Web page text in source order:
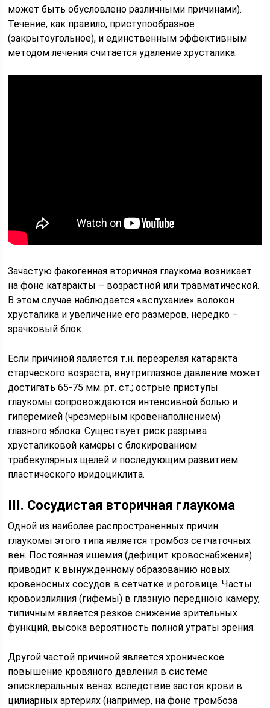
может быть обусловлено различными причинами).
Течение, как правило, приступообразное
(закрытоугольное), и единственным эффективным
методом лечения считается удаление хрусталика.
Зачастую факогенная вторичная глаукома возникает
на фоне катаракты – возрастной или травматической.
В этом случае наблюдается «вспухание» волокон
хрусталика и увеличение его размеров, нередко –
зрачковый блок.
Если причиной является т.н. перезрелая катаракта
старческого возраста, внутриглазное давление может
достигать 65-75 мм. рт. ст.; острые приступы
глаукомы сопровождаются интенсивной болью и
гиперемией (чрезмерным кровенаполнением)
глазного яблока. Существует риск разрыва
хрусталиковой камеры с блокированием
трабекулярных щелей и последующим развитием
пластического иридоциклита.
III. Сосудистая вторичная глаукома
Одной из наиболее распространенных причин
глаукомы этого типа является тромбоз сетчаточных
вен. Постоянная ишемия (дефицит кровоснабжения)
приводит к вынужденному образованию новых
кровеносных сосудов в сетчатке и роговице. Часты
кровоизлияния (гифемы) в глазную переднюю камеру,
типичным является резкое снижение зрительных
функций, высока вероятность полной утраты зрения.
Другой частой причиной является хроническое
повышение кровяного давления в системе
эписклеральных венах вследствие застоя крови в
цилиарных артериях (например, на фоне тромбоза